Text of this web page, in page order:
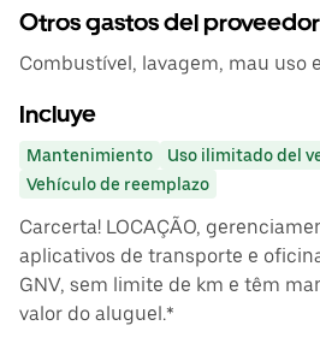
Otros gastos del proveedor
Combustível, lavagem, mau uso
Incluye
Mantenimiento
Uso ilimitado del
Vehículo de reemplazo
Carcerta! LOCAÇÃO,
aplicativos de transporte e
GNV, sem limite de km e têm
valor do aluguel.*